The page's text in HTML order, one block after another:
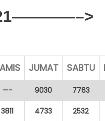
JUMAT SABTU
—- 9030 7763
3811 4733 2532